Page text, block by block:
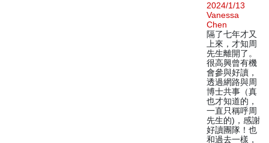
2024/1/13
Vanessa
Chen
隔了七年才又
上來，才知周
先生離開了。
很高興曾有機
會參與好讀，
透過網路與周
博士共事（真
也才知道的，
一直只稱呼周
先生的)，感謝
好讀團隊！也
和過去一樣，